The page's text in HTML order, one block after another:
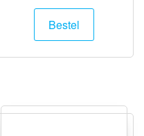
Bestel